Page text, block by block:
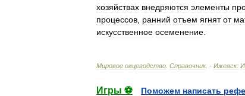
хозяйствах внедряются элементы
процессов ранний отъем ягнят от
искусственное осеменение
Мировое овцеводство Справочник. - Ижевск:
Игры ⚽
Поможем написать